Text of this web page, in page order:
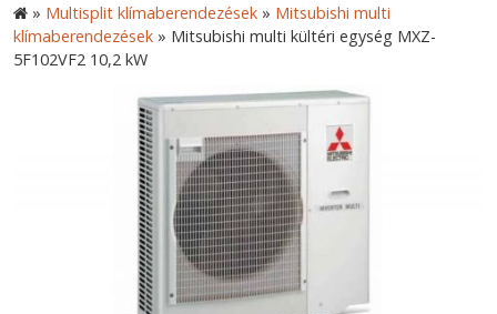
» Multisplit klímaberendezések » Mitsubishi multi
klímaberendezések » Mitsubishi multi kültéri egység MXZ-
5F102VF2 10,2 kW